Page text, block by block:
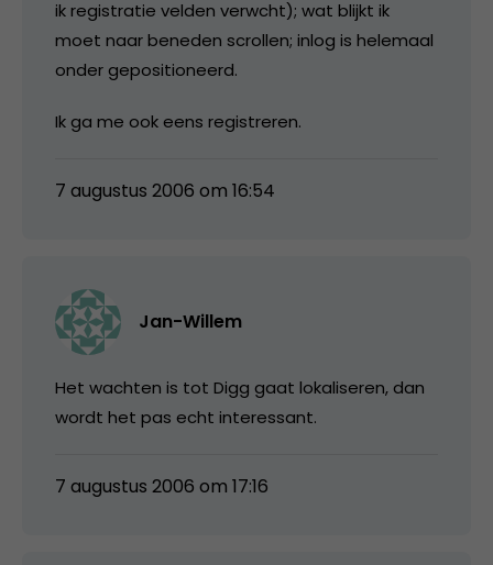
ik registratie velden verwcht); wat blijkt ik
moet naar beneden scrollen; inlog is helemaal
onder gepositioneerd.
Ik ga me ook eens registreren.
7 augustus 2006 om 16:54
Jan-Willem
Het wachten is tot Digg gaat lokaliseren, dan
wordt het pas echt interessant.
7 augustus 2006 om 17:16